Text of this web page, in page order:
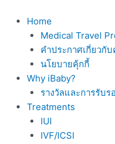
content
Home
Medical Travel
คำประกาศเกี่ยวกั
นโยบายคุ้กกี้
Why iBaby?
รางวัลและการรับร
Treatments
IUI
IVF/ICSI